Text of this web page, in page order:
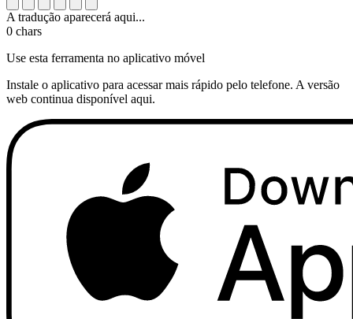
A tradução aparecerá aqui...
0 chars
Use esta ferramenta no aplicativo móvel
Instale o aplicativo para acessar mais rápido pelo telefone. A versão
web continua disponível aqui.